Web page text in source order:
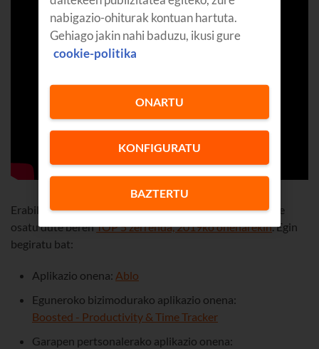
Erabiltzaileek hautatutakoez gain, Googlekoek berek ere
osatu dute berenTOP 5 zerrenda, 2019ko onenarekin. Egin
begiratu bat:
Aplikazio onena: Ablo
Eguneroko bizimodurako aplikazio onena:
Boosted - Productivity & Time Tracker
Garapen pertsonalerako aplikazio onena:
nabigazio-ohiturak kontuan hartuta.
Gehiago jakin nahi baduzu, ikusi gure
cookie-politika
KONFIGURATU
BAZTERTU
ONARTU